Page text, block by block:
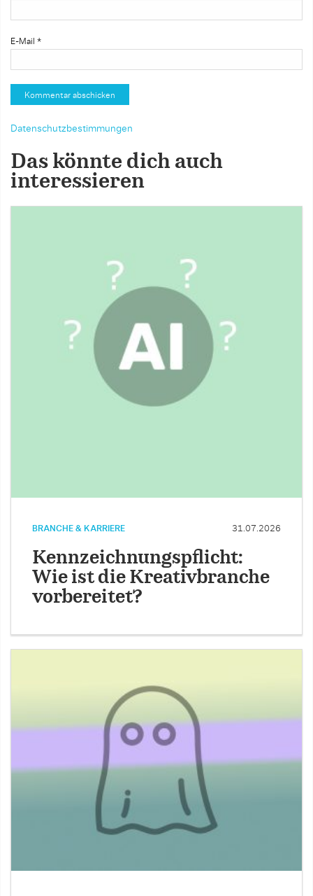
E-Mail *
Datenschutzbestimmungen
Das könnte dich auch
interessieren
BRANCHE & KARRIERE 31.07.2026
Kennzeichnungspflicht:
Wie ist die Kreativbranche
vorbereitet?